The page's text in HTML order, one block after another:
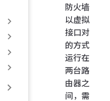
防火墙
以虚拟
接口对
的方式
运行在
两台路
由器之
间，需